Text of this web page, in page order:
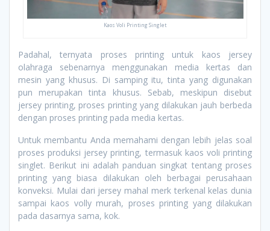
Kaos Voli Printing Singlet
Padahal, ternyata proses printing untuk kaos jersey
olahraga sebenarnya menggunakan media kertas dan
mesin yang khusus. Di samping itu, tinta yang digunakan
pun merupakan tinta khusus. Sebab, meskipun disebut
jersey printing, proses printing yang dilakukan jauh berbeda
dengan proses printing pada media kertas.
Untuk membantu Anda memahami dengan lebih jelas soal
proses produksi jersey printing, termasuk kaos voli printing
singlet. Berikut ini adalah panduan singkat tentang proses
printing yang biasa dilakukan oleh berbagai perusahaan
konveksi. Mulai dari jersey mahal merk terkenal kelas dunia
sampai kaos volly murah, proses printing yang dilakukan
pada dasarnya sama, kok.